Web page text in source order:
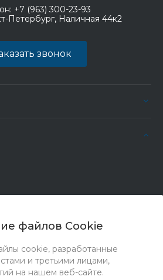
файлов Cookie
cookie, разработанные
и третьими лицами,
на нашем веб-сайте.
+7 (963) 300-23-93
Петербург, Наличная 44к2
звонок